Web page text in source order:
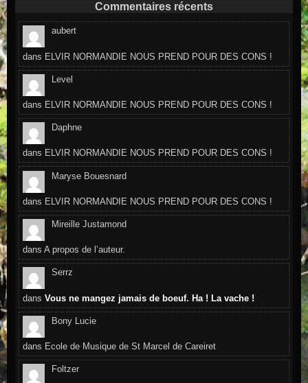
Commentaires récents
aubert
dans ELVIR NORMANDIE NOUS PREND POUR DES CONS !
Level
dans ELVIR NORMANDIE NOUS PREND POUR DES CONS !
Daphne
dans ELVIR NORMANDIE NOUS PREND POUR DES CONS !
Maryse Bouesnard
dans ELVIR NORMANDIE NOUS PREND POUR DES CONS !
Mireille Justamond
dansA propos de l’auteur.
Serrz
dansVous ne mangez jamais de boeuf. Ha ! La vache !
Bony Lucie
dans Ecole de Musique de St Marcel de Careiret
Foltzer